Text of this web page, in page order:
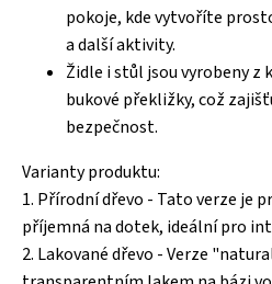
pokoje, kde vytvoříte
a další aktivity.
Židle i stůl jsou vyrobeny z
bukové překližky, což
bezpečnost.
Varianty produktu:
1. Přírodní dřevo - Tato verze je
příjemná na dotek, ideální pro
2. Lakované dřevo - Verze